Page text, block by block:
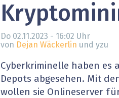
» alle News
Do 02.11.2023 - 16:02 Uhr
von Dejan Wäckerlin und yzu
Cyberkriminelle haben es
Depots abgesehen. Mit
wollen sie Onlineserver